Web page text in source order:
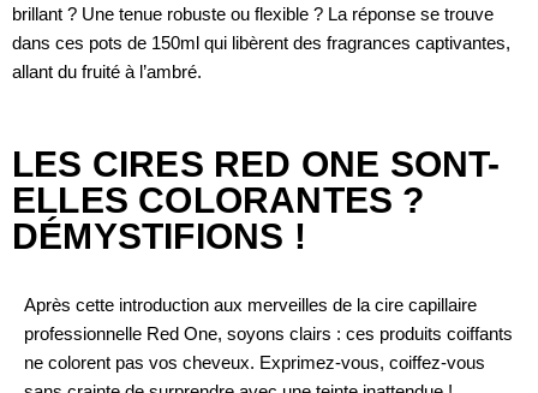
brillant ? Une tenue robuste ou flexible ? La réponse se trouve
dans ces pots de 150ml qui libèrent des fragrances captivantes,
allant du fruité à l’ambré.
LES CIRES RED ONE SONT-
ELLES COLORANTES ?
DÉMYSTIFIONS !
Après cette introduction aux merveilles de la cire capillaire
professionnelle Red One, soyons clairs : ces produits coiffants
ne colorent pas vos cheveux. Exprimez-vous, coiffez-vous